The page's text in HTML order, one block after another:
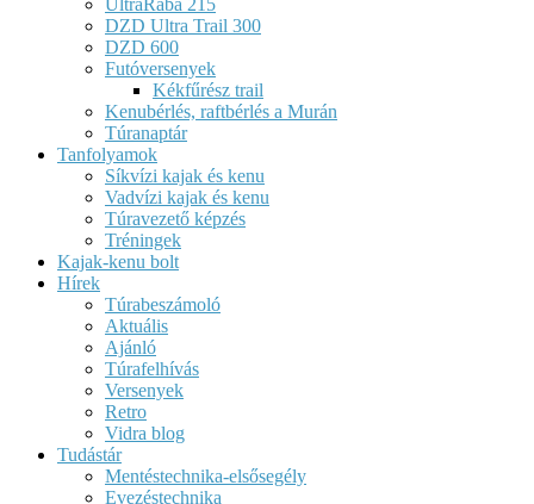
UltraRába 215
DZD Ultra Trail 300
DZD 600
Futóversenyek
Kékfűrész trail
Kenubérlés, raftbérlés a Murán
Túranaptár
Tanfolyamok
Síkvízi kajak és kenu
Vadvízi kajak és kenu
Túravezető képzés
Tréningek
Kajak-kenu bolt
Hírek
Túrabeszámoló
Aktuális
Ajánló
Túrafelhívás
Versenyek
Retro
Vidra blog
Tudástár
Mentéstechnika-elsősegély
Evezéstechnika